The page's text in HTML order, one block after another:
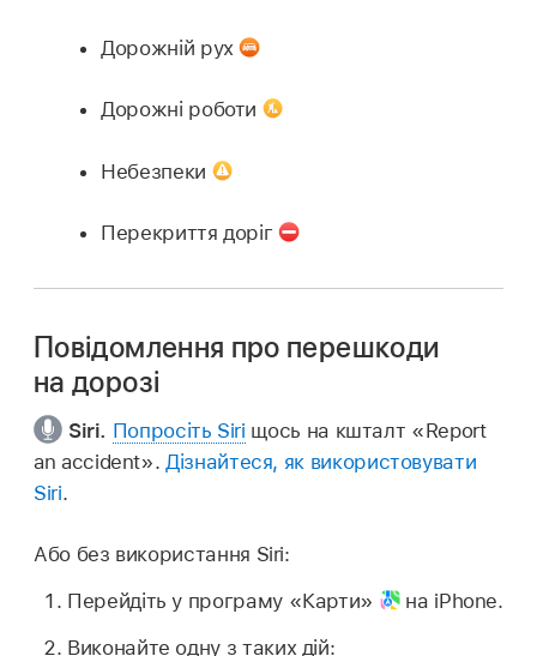
Дорожній рух
Дорожні роботи
Небезпеки
Перекриття доріг
Повідомлення про перешкоди
на дорозі
Siri. Попросіть Siri щось на кшталт «Report
an accident». Дізнайтеся, як використовувати
Siri.
Або без використання Siri:
Перейдіть у програму «Карти»
на iPhone.
Виконайте одну з таких дій: